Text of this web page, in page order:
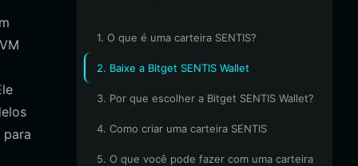
1. O que é uma carteira SENTIS?
2. Baixe a Bitget SENTIS Wallet
3. Por que escolher a Bitget SENTIS Wallet?
4. Como criar uma carteira SENTIS
5. O que você pode fazer com uma carteira